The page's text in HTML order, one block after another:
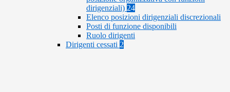
dirigenziali) 24
Elenco posizioni dirigenziali discrezionali
Posti di funzione disponibili
Ruolo dirigenti
Dirigenti cessati 2